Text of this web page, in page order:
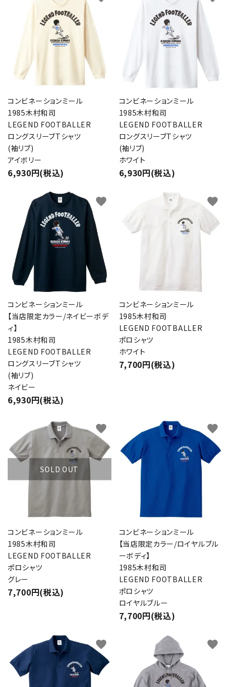
コンビネーションミール
1985木村和司
LEGEND FOOTBALLER
ロングスリーブTシャツ
(袖リブ)
アイボリー
6,930円(税込)
コンビネーションミール
1985木村和司
LEGEND FOOTBALLER
ロングスリーブTシャツ
(袖リブ)
ホワイト
6,930円(税込)
コンビネーションミール
【当店限定カラー/ネイビーボデ
ィ】
1985木村和司
LEGEND FOOTBALLER
ロングスリーブTシャツ
(袖リブ)
ネイビー
6,930円(税込)
favorite
コンビネーションミール
1985木村和司
LEGEND FOOTBALLER
ポロシャツ
ホワイト
7,700円(税込)
favorite
SOLD OUT
コンビネーションミール
1985木村和司
LEGEND FOOTBALLER
ポロシャツ
グレー
7,700円(税込)
favorite
コンビネーションミール
【当店限定カラー/ロイヤルブル
ーボディ】
1985木村和司
LEGEND FOOTBALLER
ポロシャツ
ロイヤルブルー
7,700円(税込)
favorite
favorite favorite
キーワード
カテゴリー
検索する
close